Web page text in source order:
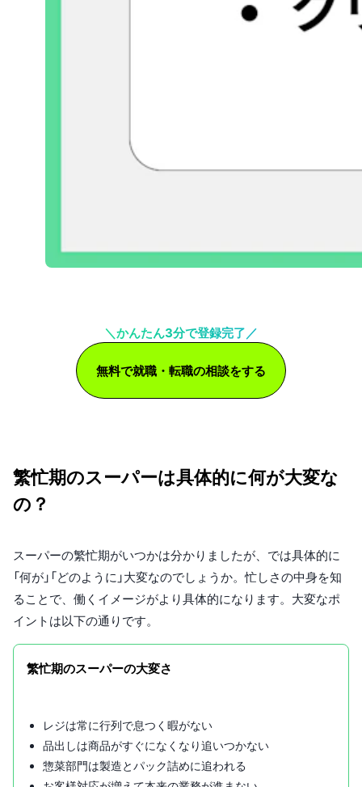
＼かんたん3分で登録完了／
無料で就職・転職の相談をする
繁忙期のスーパーは具体的に何が大変な
の？
スーパーの繁忙期がいつかは分かりましたが、では具体的に
「何が」「どのように」大変なのでしょうか。忙しさの中身を知
ることで、働くイメージがより具体的になります。大変なポ
イントは以下の通りです。
繁忙期のスーパーの大変さ
レジは常に行列で息つく暇がない
品出しは商品がすぐになくなり追いつかない
惣菜部門は製造とパック詰めに追われる